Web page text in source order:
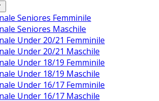
Seniores Femminile
Seniores Maschile
Under 20/21 Femminile
Under 20/21 Maschile
Under 18/19 Femminile
Under 18/19 Maschile
Under 16/17 Femminile
Under 16/17 Maschile